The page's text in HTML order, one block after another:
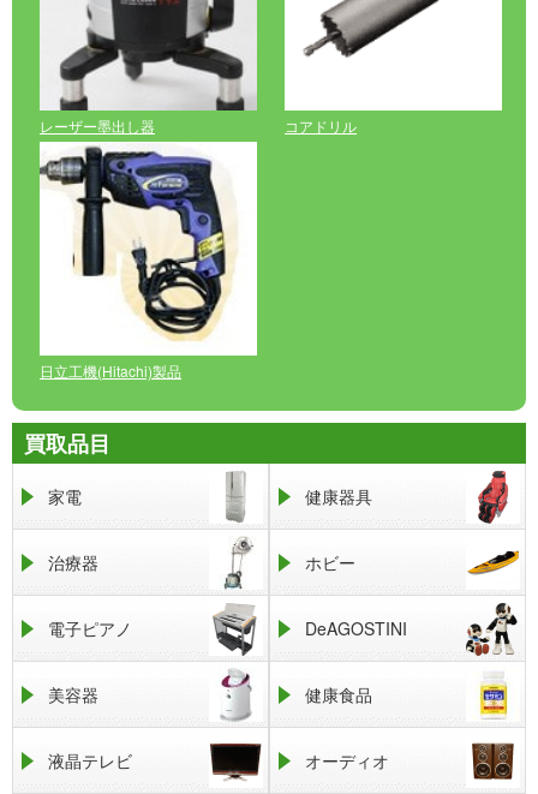
レーザー墨出し器 コアドリル
日立工機(Hitachi)製品
買取品目
家電 健康器具
治療器 ホビー
電子ピアノ DeAGOSTINI
美容器 健康食品
液晶テレビ オーディオ